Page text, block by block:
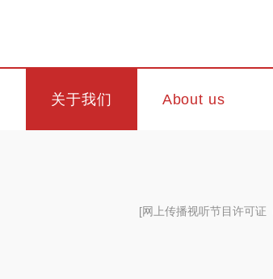
关于我们 About us
[网上传播视听节目许可证